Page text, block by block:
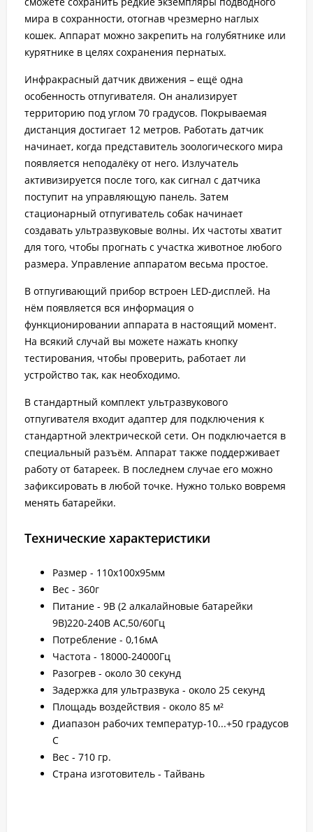
мира в сохранности, отогнав чрезмерно наглых
кошек. Аппарат можно закрепить на голубятнике или
курятнике в целях сохранения пернатых.
Инфракрасный датчик движения – ещё одна
особенность отпугивателя. Он анализирует
территорию под углом 70 градусов. Покрываемая
дистанция достигает 12 метров. Работать датчик
начинает, когда представитель зоологического мира
появляется неподалёку от него. Излучатель
активизируется после того, как сигнал с датчика
поступит на управляющую панель. Затем
стационарный отпугиватель собак начинает
создавать ультразвуковые волны. Их частоты хватит
для того, чтобы прогнать с участка животное любого
размера. Управление аппаратом весьма простое.
В отпугивающий прибор встроен LED-дисплей. На
нём появляется вся информация о
функционировании аппарата в настоящий момент.
На всякий случай вы можете нажать кнопку
тестирования, чтобы проверить, работает ли
устройство так, как необходимо.
В стандартный комплект ультразвукового
отпугивателя входит адаптер для подключения к
стандартной электрической сети. Он подключается в
специальный разъём. Аппарат также поддерживает
работу от батареек. В последнем случае его можно
зафиксировать в любой точке. Нужно только вовремя
менять батарейки.
Технические характеристики
Размер - 110х100х95мм
Вес - 360г
Питание - 9В (2 алкалайновые батарейки
9В)220-240В АС,50/60Гц
Потребление - 0,16мА
Частота - 18000-24000Гц
Разогрев - около 30 секунд
Задержка для ультразвука - около 25 секунд
Площадь воздействия - около 85 м²
Диапазон рабочих температур-10...+50 градусов
С
Вес - 710 гр.
Страна изготовитель - Тайвань